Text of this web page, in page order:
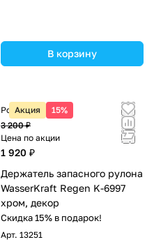
В корзину
Акция 15%
Розничная цена
3 200 ₽
Цена по акции
1 920 ₽
Держатель запасного рулона
WasserKraft Regen K-6997
хром, декор
Скидка 15% в подарок!
Арт. 13251